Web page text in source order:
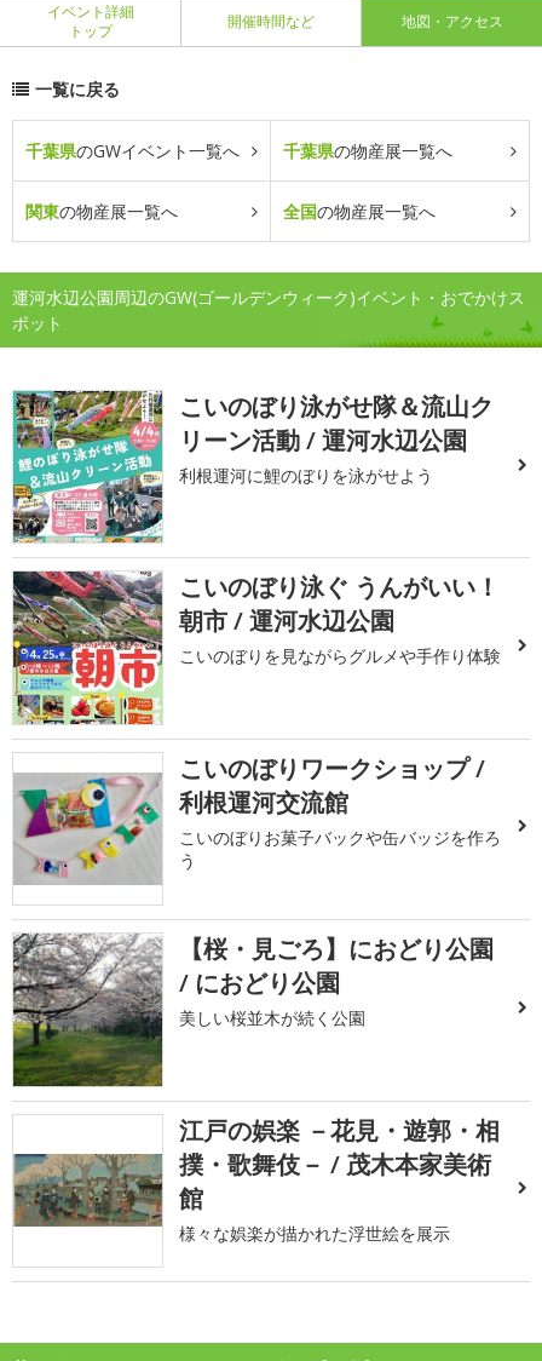
イベント詳細
トップ
開催時間など 地図・アクセス
一覧に戻る
千葉県のGWイベント一覧へ 千葉県の物産展一覧へ
関東の物産展一覧へ 全国の物産展一覧へ
運河水辺公園周辺のGW(ゴールデンウィーク)イベント・おでかけス
ポット
こいのぼり泳がせ隊＆流山ク
リーン活動 / 運河水辺公園
利根運河に鯉のぼりを泳がせよう
こいのぼり泳ぐ うんがいい！
朝市 / 運河水辺公園
こいのぼりを見ながらグルメや手作り体験
こいのぼりワークショップ /
利根運河交流館
こいのぼりお菓子バックや缶バッジを作ろ
う
【桜・見ごろ】におどり公園
/ におどり公園
美しい桜並木が続く公園
江戸の娯楽 －花見・遊郭・相
撲・歌舞伎－ / 茂木本家美術
館
様々な娯楽が描かれた浮世絵を展示